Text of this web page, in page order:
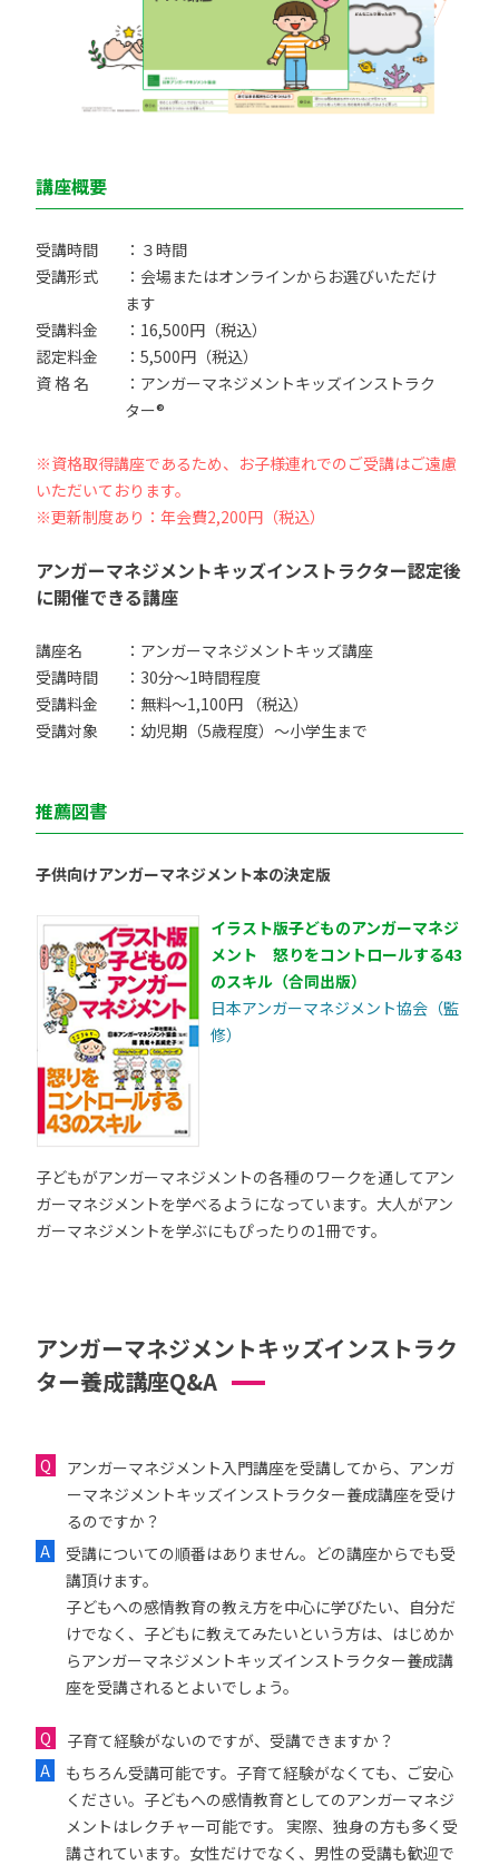
講座概要
受講時間
：３時間
受講形式
：会場またはオンラインからお選びいただけ
ます
受講料金
：16,500円（税込）
認定料金
：5,500円（税込）
資 格 名
：アンガーマネジメントキッズインストラク
ター®
※資格取得講座であるため、お子様連れでのご受講はご遠慮
いただいております。
※更新制度あり：年会費2,200円（税込）
アンガーマネジメントキッズインストラクター認定後
に開催できる講座
講座名
：アンガーマネジメントキッズ講座
受講時間
：30分〜1時間程度
受講料金
：無料〜1,100円 （税込）
受講対象
：幼児期（5歳程度）〜小学生まで
推薦図書
子供向けアンガーマネジメント本の決定版
イラスト版子どものアンガーマネジ
メント 怒りをコントロールする43
のスキル（合同出版）
日本アンガーマネジメント協会（監
修）
子どもがアンガーマネジメントの各種のワークを通してアン
ガーマネジメントを学べるようになっています。大人がアン
ガーマネジメントを学ぶにもぴったりの1冊です。
アンガーマネジメントキッズインストラク
ター養成講座Q&A
アンガーマネジメント入門講座を受講してから、アンガ
ーマネジメントキッズインストラクター養成講座を受け
るのですか？
受講についての順番はありません。どの講座からでも受
講頂けます。
子どもへの感情教育の教え方を中心に学びたい、自分だ
けでなく、子どもに教えてみたいという方は、はじめか
らアンガーマネジメントキッズインストラクター養成講
座を受講されるとよいでしょう。
子育て経験がないのですが、受講できますか？
もちろん受講可能です。子育て経験がなくても、ご安心
ください。子どもへの感情教育としてのアンガーマネジ
メントはレクチャー可能です。 実際、独身の方も多く受
講されています。女性だけでなく、男性の受講も歓迎で